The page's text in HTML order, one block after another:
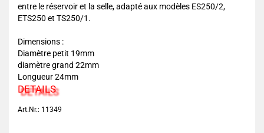
entre le réservoir et la selle, adapté aux modèles ES250/2,
ETS250 et TS250/1.
Dimensions :
Diamètre petit 19mm
diamètre grand 22mm
Longueur 24mm
DETAILS
Art.Nr.: 11349